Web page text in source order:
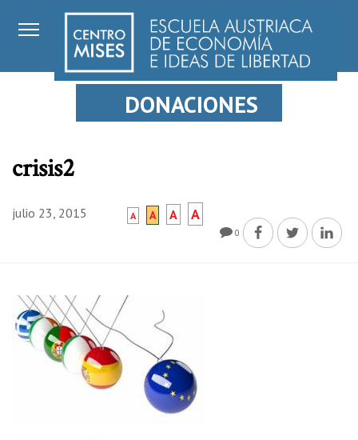
DONACIONES
crisis2
julio 23, 2015 A A A A
0